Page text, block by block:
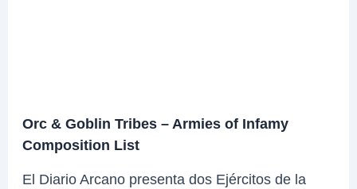
Orc & Goblin Tribes – Armies of Infamy
Composition List
El Diario Arcano presenta dos Ejércitos de la